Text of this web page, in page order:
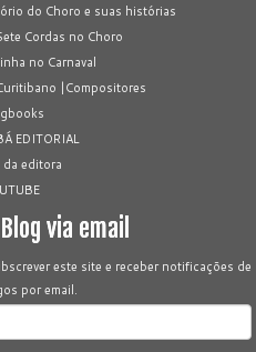
do Choro e suas histórias
Cordas no Choro
no Carnaval
|Compositores
EDITORIAL
editora
via email
este site e receber notificações de
por email.